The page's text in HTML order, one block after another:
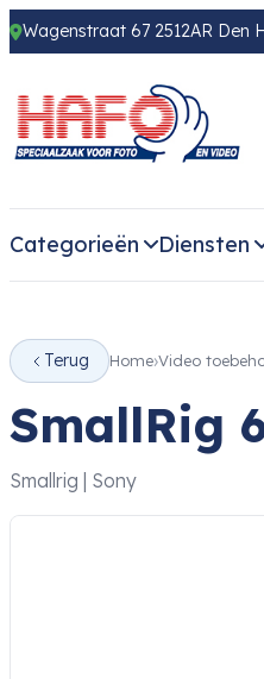
Wagenstraat 67 2512AR Den
Categorieën Diensten
Terug Home Video
SmallRig
Smallrig | Sony